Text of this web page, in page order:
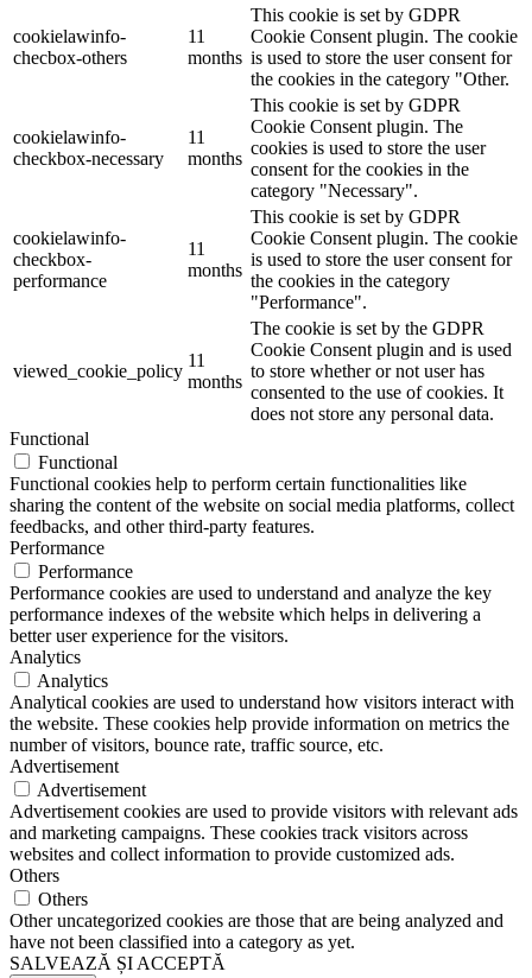
cookielawinfo-
checbox-others
11
months
This cookie is set by GDPR
Cookie Consent plugin. The cookie
is used to store the user consent for
the cookies in the category "Other.
cookielawinfo-
checkbox-necessary
11
months
This cookie is set by GDPR
Cookie Consent plugin. The
cookies is used to store the user
consent for the cookies in the
category "Necessary".
cookielawinfo-
checkbox-
performance
11
months
This cookie is set by GDPR
Cookie Consent plugin. The cookie
is used to store the user consent for
the cookies in the category
"Performance".
viewed_cookie_policy
11
months
The cookie is set by the GDPR
Cookie Consent plugin and is used
to store whether or not user has
consented to the use of cookies. It
does not store any personal data.
Functional
Functional
Functional cookies help to perform certain functionalities like
sharing the content of the website on social media platforms, collect
feedbacks, and other third-party features.
Performance
Performance
Performance cookies are used to understand and analyze the key
performance indexes of the website which helps in delivering a
better user experience for the visitors.
Analytics
Analytics
Analytical cookies are used to understand how visitors interact with
the website. These cookies help provide information on metrics the
number of visitors, bounce rate, traffic source, etc.
Advertisement
Advertisement
Advertisement cookies are used to provide visitors with relevant ads
and marketing campaigns. These cookies track visitors across
websites and collect information to provide customized ads.
Others
Others
Other uncategorized cookies are those that are being analyzed and
have not been classified into a category as yet.
SALVEAZĂ ȘI ACCEPTĂ